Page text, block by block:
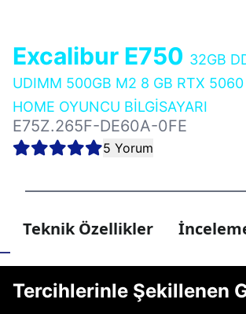
Excalibur E750 32GB
UDIMM 500GB M2 8 GB RTX 5060
HOME OYUNCU BİLGİSAYARI
E75Z.265F-DE60A-0FE
5 Yorum
Teknik Özellikler
Tercihlerinle Şekillenen